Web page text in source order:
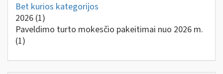
Bet kurios kategorijos
2026 (1)
Paveldimo turto mokesčio pakeitimai nuo 2026 m.
(1)